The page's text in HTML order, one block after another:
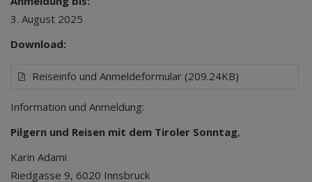
3. August 2025
Download:
Reiseinfo und Anmeldeformular (209.24KB)
Information und Anmeldung:
Pilgern und Reisen mit dem Tiroler Sonntag,
Karin Adami
Riedgasse 9, 6020 Innsbruck